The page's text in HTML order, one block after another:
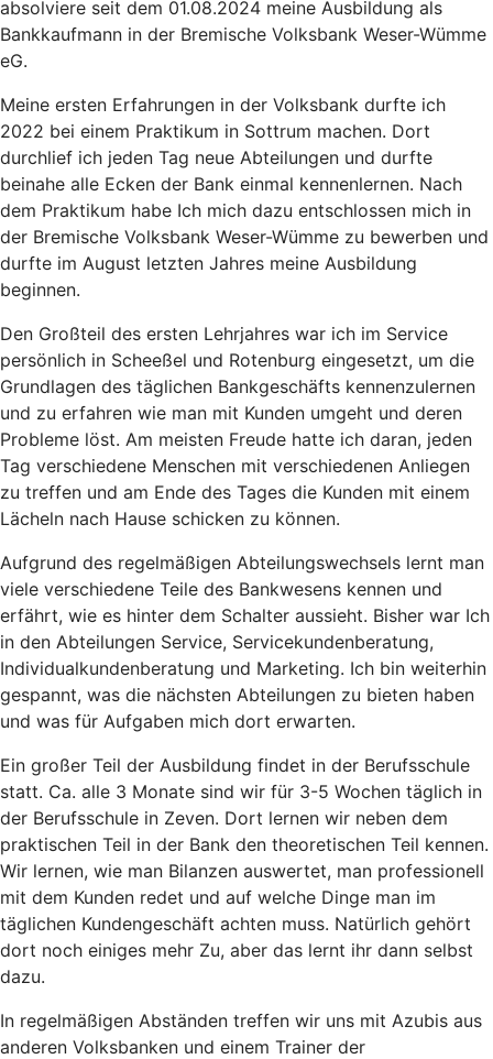
absolviere seit dem 01.08.2024 meine Ausbildung als
Bankkaufmann in der Bremische Volksbank Weser-Wümme
eG.
Meine ersten Erfahrungen in der Volksbank durfte ich
2022 bei einem Praktikum in Sottrum machen. Dort
durchlief ich jeden Tag neue Abteilungen und durfte
beinahe alle Ecken der Bank einmal kennenlernen. Nach
dem Praktikum habe Ich mich dazu entschlossen mich in
der Bremische Volksbank Weser-Wümme zu bewerben und
durfte im August letzten Jahres meine Ausbildung
beginnen.
Den Großteil des ersten Lehrjahres war ich im Service
persönlich in Scheeßel und Rotenburg eingesetzt, um die
Grundlagen des täglichen Bankgeschäfts kennenzulernen
und zu erfahren wie man mit Kunden umgeht und deren
Probleme löst. Am meisten Freude hatte ich daran, jeden
Tag verschiedene Menschen mit verschiedenen Anliegen
zu treffen und am Ende des Tages die Kunden mit einem
Lächeln nach Hause schicken zu können.
Aufgrund des regelmäßigen Abteilungswechsels lernt man
viele verschiedene Teile des Bankwesens kennen und
erfährt, wie es hinter dem Schalter aussieht. Bisher war Ich
in den Abteilungen Service, Servicekundenberatung,
Individualkundenberatung und Marketing. Ich bin weiterhin
gespannt, was die nächsten Abteilungen zu bieten haben
und was für Aufgaben mich dort erwarten.
Ein großer Teil der Ausbildung findet in der Berufsschule
statt. Ca. alle 3 Monate sind wir für 3-5 Wochen täglich in
der Berufsschule in Zeven. Dort lernen wir neben dem
praktischen Teil in der Bank den theoretischen Teil kennen.
Wir lernen, wie man Bilanzen auswertet, man professionell
mit dem Kunden redet und auf welche Dinge man im
täglichen Kundengeschäft achten muss. Natürlich gehört
dort noch einiges mehr Zu, aber das lernt ihr dann selbst
dazu.
In regelmäßigen Abständen treffen wir uns mit Azubis aus
anderen Volksbanken und einem Trainer der